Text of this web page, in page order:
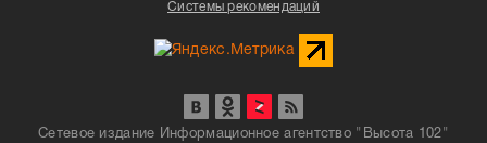
Системы рекомендаций
Сетевое издание Информационное агентство "Высота 102"